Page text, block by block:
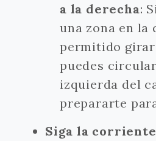
a la derecha:
una zona en la
permitido girar
puedes
izquierda del
prepararte
Siga la